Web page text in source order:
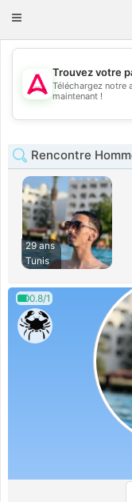
Toggle
💖
Trouvez votre
Téléchargez notre
maintenant !
Rencontre
29 ans
Tunis
0.8/1